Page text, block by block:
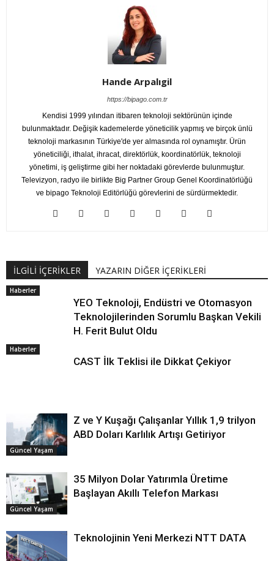
Hande Arpalıgil
https://bipago.com.tr
Kendisi 1999 yılından itibaren teknoloji sektörünün içinde
bulunmaktadır. Değişik kademelerde yöneticilik yapmış ve birçok ünlü
teknoloji markasının Türkiye'de yer almasında rol oynamıştır. Ürün
yöneticiliği, ithalat, ihracat, direktörlük, koordinatörlük, teknoloji
yönetimi, iş geliştirme gibi her noktadaki görevlerde bulunmuştur.
Televizyon, radyo ile birlikte Big Partner Group Genel Koordinatörlüğü
ve bipago Teknoloji Editörlüğü görevlerini de sürdürmektedir.
İLGİLİ İÇERİKLER YAZARIN DİĞER İÇERİKLERİ
Haberler
YEO Teknoloji, Endüstri ve Otomasyon
Teknolojilerinden Sorumlu Başkan Vekili
H. Ferit Bulut Oldu
Haberler
CAST İlk Teklisi ile Dikkat Çekiyor
Güncel Yaşam
Z ve Y Kuşağı Çalışanlar Yıllık 1,9 trilyon
ABD Doları Karlılık Artışı Getiriyor
Güncel Yaşam
35 Milyon Dolar Yatırımla Üretime
Başlayan Akıllı Telefon Markası
Teknolojinin Yeni Merkezi NTT DATA